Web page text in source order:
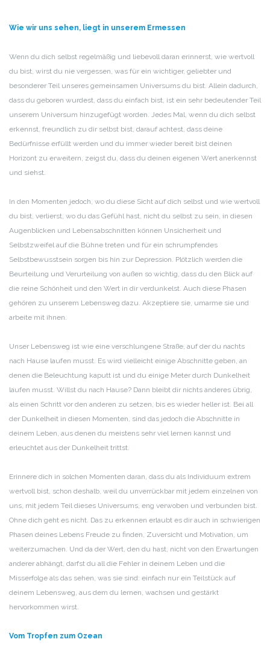
Wie wir uns sehen, liegt in unserem Ermessen
Wenn du dich selbst regelmäßig und liebevoll daran erinnerst, wie wertvoll
du bist, wirst du nie vergessen, was für ein wichtiger, geliebter und
besonderer Teil unseres gemeinsamen Universums du bist. Allein dadurch,
dass du geboren wurdest, dass du einfach bist, ist ein sehr bedeutender Teil
unserem Universum hinzugefügt worden. Jedes Mal, wenn du dich selbst
erkennst, freundlich zu dir selbst bist, darauf achtest, dass deine
Bedürfnisse erfüllt werden und du immer wieder bereit bist deinen
Horizont zu erweitern, zeigst du, dass du deinen eigenen Wert anerkennst
und siehst.
In den Momenten jedoch, wo du diese Sicht auf dich selbst und wie wertvoll
du bist, verlierst, wo du das Gefühl hast, nicht du selbst zu sein, in diesen
Augenblicken und Lebensabschnitten können Unsicherheit und
Selbstzweifel auf die Bühne treten und für ein schrumpfendes
Selbstbewusstsein sorgen bis hin zur Depression. Plötzlich werden die
Beurteilung und Verurteilung von außen so wichtig, dass du den Blick auf
die reine Schönheit und den Wert in dir verdunkelst. Auch diese Phasen
gehören zu unserem Lebensweg dazu. Akzeptiere sie, umarme sie und
arbeite mit ihnen.
Unser Lebensweg ist wie eine verschlungene Straße, auf der du nachts
nach Hause laufen musst. Es wird vielleicht einige Abschnitte geben, an
denen die Beleuchtung kaputt ist und du einige Meter durch Dunkelheit
laufen musst. Willst du nach Hause? Dann bleibt dir nichts anderes übrig,
als einen Schritt vor den anderen zu setzen, bis es wieder heller ist. Bei all
der Dunkelheit in diesen Momenten, sind das jedoch die Abschnitte in
deinem Leben, aus denen du meistens sehr viel lernen kannst und
erleuchtet aus der Dunkelheit trittst.
Erinnere dich in solchen Momenten daran, dass du als Individuum extrem
wertvoll bist, schon deshalb, weil du unverrückbar mit jedem einzelnen von
uns, mit jedem Teil dieses Universums, eng verwoben und verbunden bist.
Ohne dich geht es nicht. Das zu erkennen erlaubt es dir auch in schwierigen
Phasen deines Lebens Freude zu finden, Zuversicht und Motivation, um
weiterzumachen. Und da der Wert, den du hast, nicht von den Erwartungen
anderer abhängt, darfst du all die Fehler in deinem Leben und die
Misserfolge als das sehen, was sie sind: einfach nur ein Teilstück auf
deinem Lebensweg, aus dem du lernen, wachsen und gestärkt
hervorkommen wirst.
Vom Tropfen zum Ozean